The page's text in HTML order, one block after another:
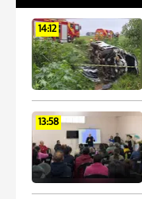
14:12
13:58